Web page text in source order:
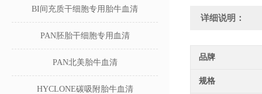
BI间充质干细胞专用胎牛血清
PAN胚胎干细胞专用血清
PAN北美胎牛血清
HYCLONE碳吸附胎牛血清
详细说明：
品牌
规格